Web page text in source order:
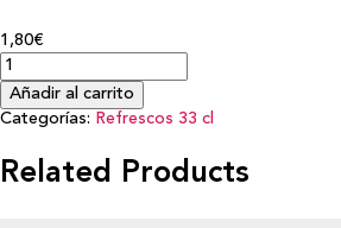
1,80€
Añadir al carrito
Categorías: Refrescos 33 cl
Related Products